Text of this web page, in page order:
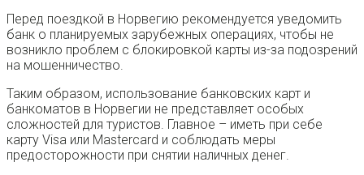
Перед поездкой в Норвегию рекомендуется уведомить
банк о планируемых зарубежных операциях, чтобы не
возникло проблем с блокировкой карты из-за подозрений
на мошенничество.
Таким образом, использование банковских карт и
банкоматов в Норвегии не представляет особых
сложностей для туристов. Главное – иметь при себе
карту Visa или Mastercard и соблюдать меры
предосторожности при снятии наличных денег.